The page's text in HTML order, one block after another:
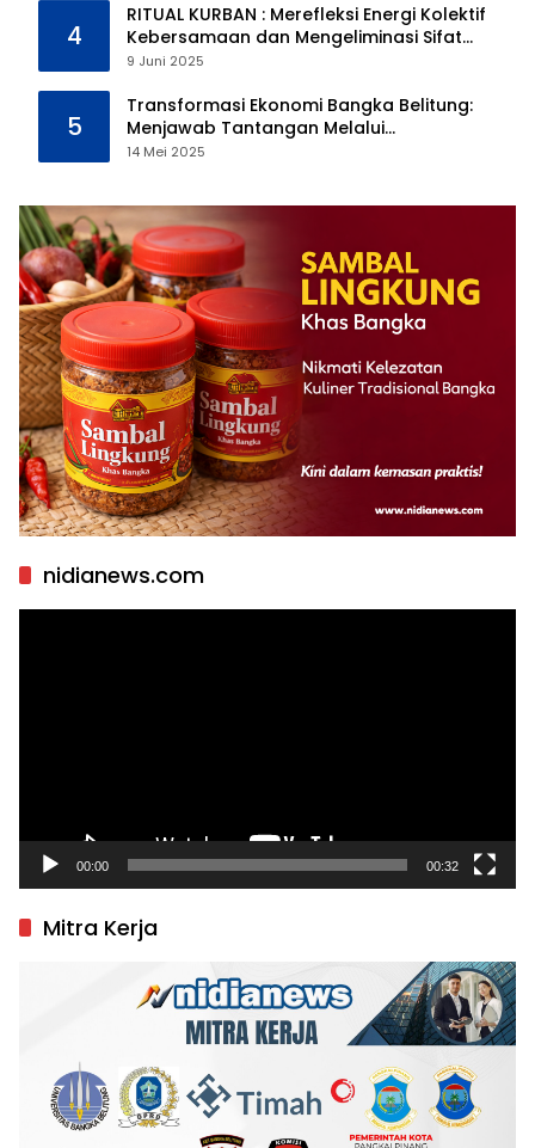
4
RITUAL KURBAN : Merefleksi Energi Kolektif
Kebersamaan dan Mengeliminasi Sifat
Kebinatangan Manusia
9 Juni 2025
5
Transformasi Ekonomi Bangka Belitung:
Menjawab Tantangan Melalui
Pengelolaan Sumber Daya Alam yang
14 Mei 2025
nidianews.com
00:00 00:32
Mitra Kerja